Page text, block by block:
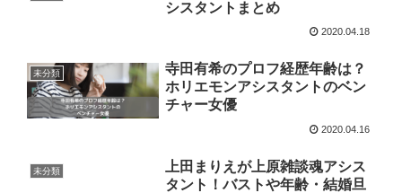
シスタントまとめ
2020.04.18
未分類
寺田有希のプロフ経歴年齢は？
ホリエモンアシスタントのベン
チャー女優
2020.04.16
未分類
上田まりえが上原雑談魂アシス
タント！バストや年齢・結婚旦